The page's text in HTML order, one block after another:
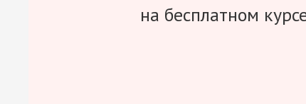
на бесплатном